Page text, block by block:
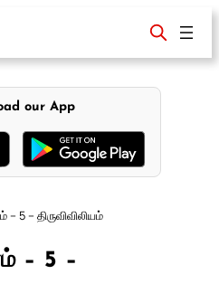
our App
5 – திருவிவிலியம்
– 5 –